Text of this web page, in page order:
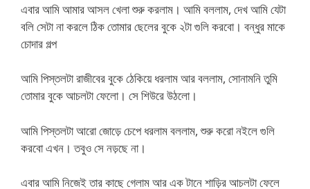
এবার আমি আমার আসল খেলা শুরু করলাম। আমি বললাম, দেখ আমি যেটা
বলি সেটা না করলে ঠিক তোমার ছেলের বুকে ২টা গুলি করবো। বন্ধুর মাকে
চোদার গল্প
আমি পিস্তলটা রাজীবের বুকে ঠেকিয়ে ধরলাম আর বললাম, সোনামনি তুমি
তোমার বুকে আচলটা ফেলো। সে শিউরে উঠলো।
আমি পিস্তলটা আরো জোড়ে চেপে ধরলাম বললাম, শুরু করো নইলে গুলি
করবো এখন। তবুও সে নড়ছে না।
এবার আমি নিজেই তার কাছে গেলাম আর এক টানে শাড়ির আচলটা ফেলে